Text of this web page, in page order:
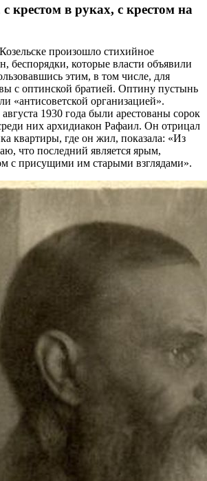
крестом в руках, с крестом на
произошло стихийное
беспорядки, которые власти объявили
этим, в том числе, для
с оптинской братией. Оптину пустынь
«антисоветской организацией».
1930 года были арестованы сорок
них архидиакон Рафаил. Он отрицал
квартиры, где он жил, показала: «Из
что последний является ярым,
с присущими им старыми взглядами».